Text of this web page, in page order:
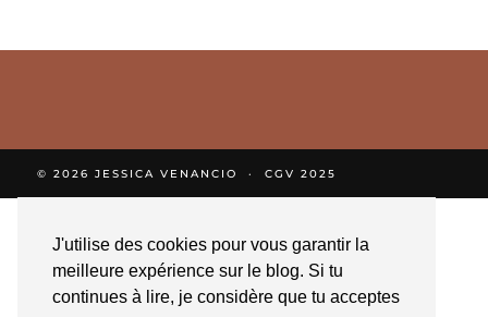
J'utilise des cookies pour vous garantir la
meilleure expérience sur le blog. Si tu
continues à lire, je considère que tu acceptes
© 2026 JESSICA VENANCIO CGV 2025